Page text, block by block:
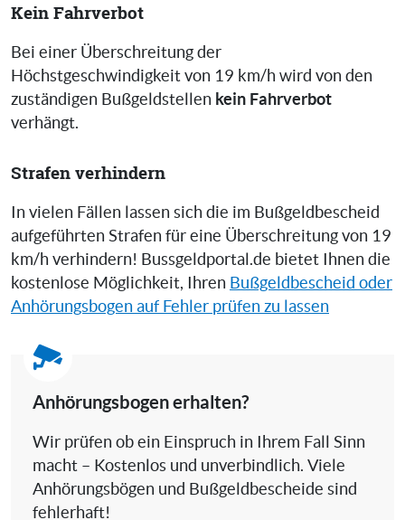
Kein Fahrverbot
Bei einer Überschreitung der
Höchstgeschwindigkeit von 19 km/h wird von den
zuständigen Bußgeldstellen kein Fahrverbot
verhängt.
Strafen verhindern
In vielen Fällen lassen sich die im Bußgeldbescheid
aufgeführten Strafen für eine Überschreitung von 19
km/h verhindern! Bussgeldportal.de bietet Ihnen die
kostenlose Möglichkeit, Ihren Bußgeldbescheid oder
Anhörungsbogen auf Fehler prüfen zu lassen
Anhörungsbogen erhalten?
Wir prüfen ob ein Einspruch in Ihrem Fall Sinn
macht – Kostenlos und unverbindlich. Viele
Anhörungsbögen und Bußgeldbescheide sind
fehlerhaft!